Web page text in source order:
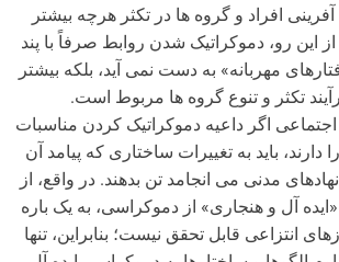
افراد و گروه ها در تکثر هرچه بیشتر
این رو، دموکراتیک شدن روابط صرفاً با پند
مهربانه» به دست نمی آید، بلکه بیشتر
تکثر و تنوع گروه ها مربوط است.
اگر داعیه دموکراتیک کردن مناسبات
باید به تغییرات ساختاری که پیامد آن
مدنی می انجامد تن بدهند. در واقع، از
آل و هنجاری» از دموکراسی، به یک باره
انتزاعی قابل تحقق نیست؛ بنابراین، تنها